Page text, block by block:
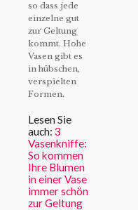
so dass jede
einzelne gut
zur Geltung
kommt. Hohe
Vasen gibt es
in hübschen,
verspielten
Formen.
Lesen Sie
auch: 3
Vasenkniffe:
So kommen
Ihre Blumen
in einer Vase
immer schön
zur Geltung